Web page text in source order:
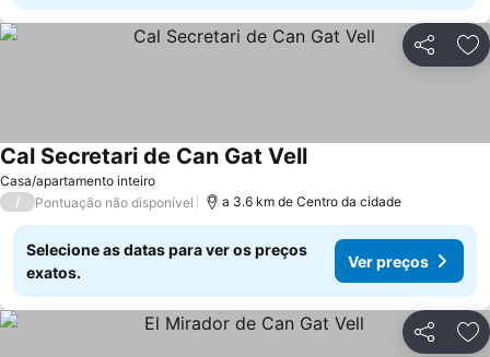
Partilhar
Casa/apartamento inteiro
Cal Secretari de Can Gat Vell
/ Pontuação não disponível a 3.6 km de Centro da cidade
Selecione as datas para ver os preços
exatos.
Ver preços
Partilhar